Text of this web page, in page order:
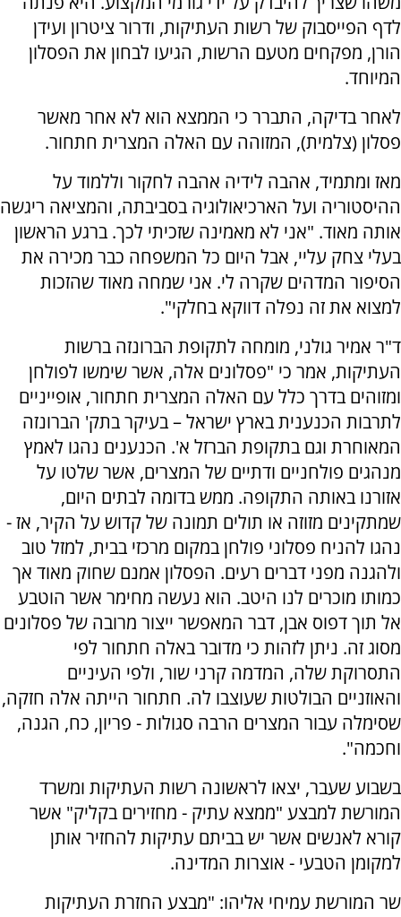
לדף הפייסבוק של רשות העתיקות, ודרור ציטרון ועידן
הורן, מפקחים מטעם הרשות, הגיעו לבחון את הפסלון
המיוחד.
לאחר בדיקה, התברר כי הממצא הוא לא אחר מאשר
פסלון (צלמית), המזוהה עם האלה המצרית חתחור.
מאז ומתמיד, אהבה לידיה אהבה לחקור וללמוד על
ההיסטוריה ועל הארכיאולוגיה בסביבתה, והמציאה ריגשה
אותה מאוד. "אני לא מאמינה שזכיתי לכך. ברגע הראשון
בעלי צחק עליי, אבל היום כל המשפחה כבר מכירה את
הסיפור המדהים שקרה לי. אני שמחה מאוד שהזכות
למצוא את זה נפלה דווקא בחלקי".
ד"ר אמיר גולני, מומחה לתקופת הברונזה ברשות
העתיקות, אמר כי "פסלונים אלה, אשר שימשו לפולחן
ומזוהים בדרך כלל עם האלה המצרית חתחור, אופייניים
לתרבות הכנענית בארץ ישראל – בעיקר בתק' הברונזה
המאוחרת וגם בתקופת הברזל א'. הכנענים נהגו לאמץ
מנהגים פולחניים ודתיים של המצרים, אשר שלטו על
אזורנו באותה התקופה. ממש בדומה לבתים היום,
שמתקינים מזוזה או תולים תמונה של קדוש על הקיר, אז -
נהגו להניח פסלוני פולחן במקום מרכזי בבית, למזל טוב
ולהגנה מפני דברים רעים. הפסלון אמנם שחוק מאוד אך
כמותו מוכרים לנו היטב. הוא נעשה מחימר אשר הוטבע
אל תוך דפוס אבן, דבר המאפשר ייצור מרובה של פסלונים
מסוג זה. ניתן לזהות כי מדובר באלה חתחור לפי
התסרוקת שלה, המדמה קרני שור, ולפי העיניים
והאוזניים הבולטות שעוצבו לה. חתחור הייתה אלה חזקה,
שסימלה עבור המצרים הרבה סגולות - פריון, כח, הגנה,
וחכמה".
בשבוע שעבר, יצאו לראשונה רשות העתיקות ומשרד
המורשת למבצע "ממצא עתיק - מחזירים בקליק" אשר
קורא לאנשים אשר יש בביתם עתיקות להחזיר אותן
למקומן הטבעי - אוצרות המדינה.
שר המורשת עמיחי אליהו: "מבצע החזרת העתיקות